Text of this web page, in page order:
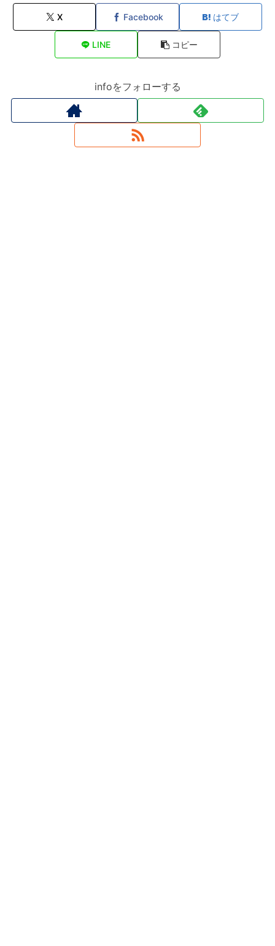
X Facebook はてブ
LINE コピー
infoをフォローする